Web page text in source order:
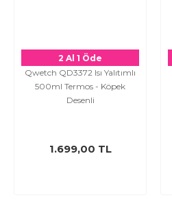
2 Al 1 Öde
Qwetch QD3372 Isı Yalıtımlı
500ml Termos - Köpek
Desenli
1.699,00 TL